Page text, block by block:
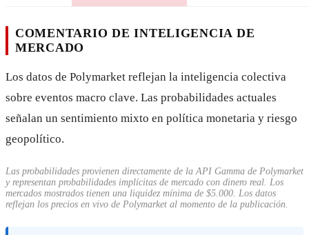
COMENTARIO DE INTELIGENCIA DE
MERCADO
Los datos de Polymarket reflejan la inteligencia colectiva
sobre eventos macro clave. Las probabilidades actuales
señalan un sentimiento mixto en política monetaria y riesgo
geopolítico.
Las probabilidades provienen directamente de la API Gamma de Polymarket
y representan probabilidades implícitas de mercado con dinero real. Los
mercados mostrados tienen una liquidez mínima de $5.000. Los datos
reflejan los precios en vivo de Polymarket al momento de la publicación.